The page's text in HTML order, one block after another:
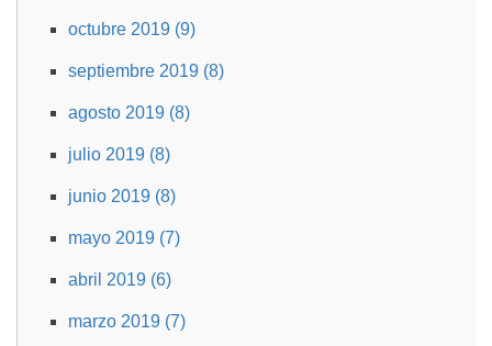
octubre 2019 (9)
septiembre 2019 (8)
agosto 2019 (8)
julio 2019 (8)
junio 2019 (8)
mayo 2019 (7)
abril 2019 (6)
marzo 2019 (7)